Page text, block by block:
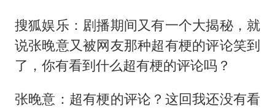
搜狐娱乐：剧播期间又有一个大揭秘，就
说张晚意又被网友那种超有梗的评论笑到
了，你有看到什么超有梗的评论吗？
张晚意：超有梗的评论？这回我还没有看